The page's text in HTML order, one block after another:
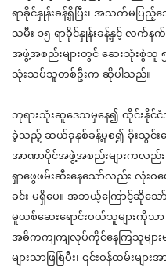
ရာခိုင်နှုန်းခနရှိပြီး၊ အသက်မပြညသ
သမီး ၁၅ ရာခိုင်နှုန်းခန့်နှင့် လက်နက်
အဖွဲ့အစည်းများတွင ဆေးသုံးစွဲသူ
သုံးသပ်သူတစ်ဦးက ဆိုပါသည်။
ဘုရားသုံးဆူဒေသမှနေ၍ ထိုင်းနိုင်
ခဲ့သည ဆယ်ခုနှစ်ခနမှစ၍ ခိုးသွင်း
အာဏာပိုင်အဖွဲ့အစည်းများကလည်း
ရှာဖွေဖမ်းဆီးနေသော်လည်း လုံးဝ
ခင်း မရှိပေ။ အဘယကြောငဆိုသေ
မူယစ်ဆေးရောင်းဝယ်သူများကိုသာ
အဓိကကျကျလုပ်ကိုင်နေကြသူများ
များသာဖြစပီး၊ ၎င်းဝန်ထမ်းများအ